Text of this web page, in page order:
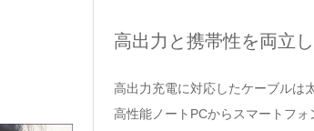
高出力と携帯性を両立
高出力充電に対応したケーブルは
高性能ノートPCからスマートフ